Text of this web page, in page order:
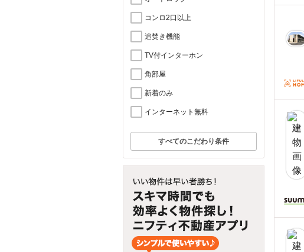
コンロ2口以上
追焚き機能
TV付インターホン
角部屋
新着のみ
インターネット無料
すべてのこだわり条件